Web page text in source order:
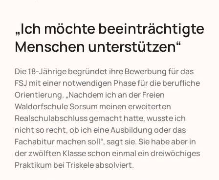
„Ich möchte beeinträchtigte
Menschen unterstützen“
Die 18-Jährige begründet ihre Bewerbung für das
FSJ mit einer notwendigen Phase für die berufliche
Orientierung. „Nachdem ich an der Freien
Waldorfschule Sorsum meinen erweiterten
Realschulabschluss gemacht hatte, wusste ich
nicht so recht, ob ich eine Ausbildung oder das
Fachabitur machen soll“, sagt sie. Sie habe aber in
der zwölften Klasse schon einmal ein dreiwöchiges
Praktikum bei Triskele absolviert.